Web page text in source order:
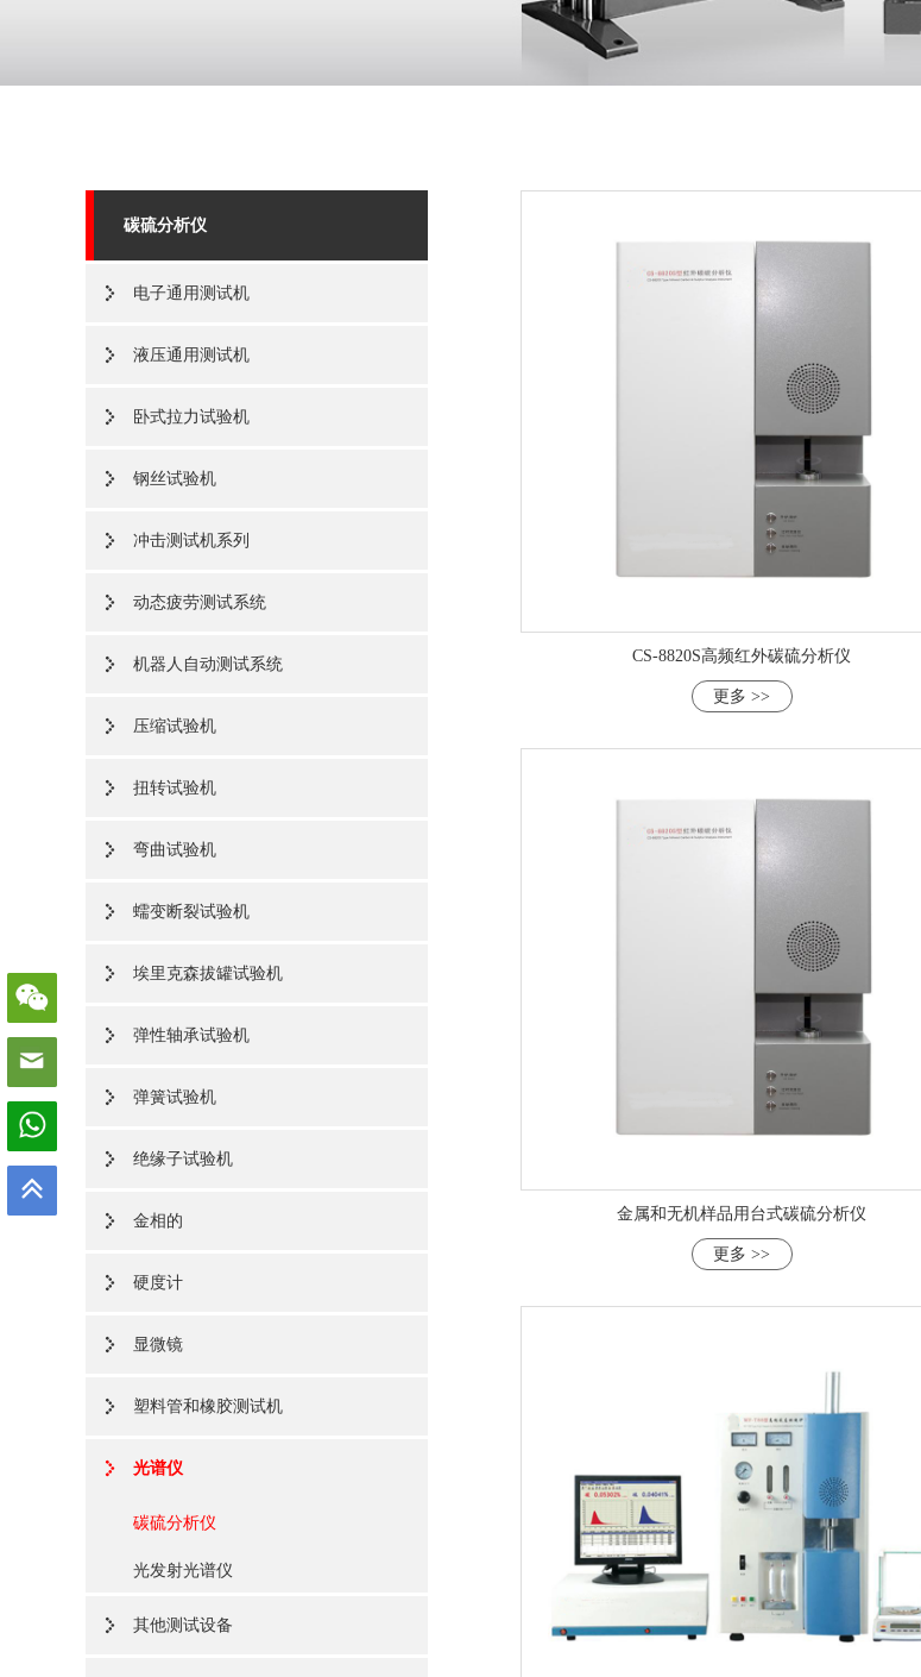
碳硫分析仪
电子通用测试机
液压通用测试机
卧式拉力试验机
钢丝试验机
冲击测试机系列
动态疲劳测试系统
机器人自动测试系统
压缩试验机
扭转试验机
弯曲试验机
蠕变断裂试验机
埃里克森拔罐试验机
弹性轴承试验机
弹簧试验机
绝缘子试验机
金相的
硬度计
显微镜
塑料管和橡胶测试机
光谱仪
碳硫分析仪
光发射光谱仪
其他测试设备
CS-8820S高频红外碳硫分析仪
更多 >>
金属和无机样品用台式碳硫分析仪
更多 >>